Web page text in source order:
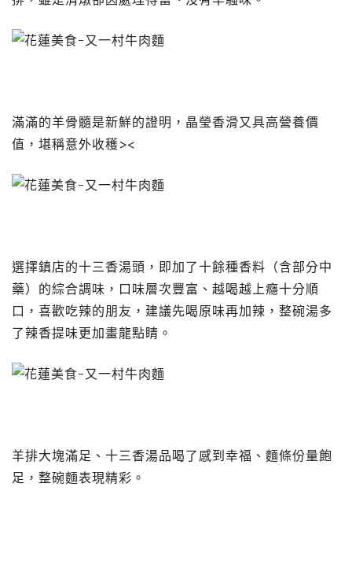
滿滿的羊骨髓是新鮮的證明，晶瑩香滑又具高營養價
值，堪稱意外收穫><
選擇鎮店的十三香湯頭，即加了十餘種香料（含部分中
藥）的綜合調味，口味層次豐富、越喝越上癮十分順
口，喜歡吃辣的朋友，建議先喝原味再加辣，整碗湯多
了辣香提味更加畫龍點睛。
羊排大塊滿足、十三香湯品喝了感到幸福、麵條份量飽
足，整碗麵表現精彩。